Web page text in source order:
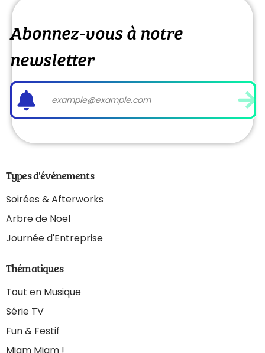
Abonnez-vous à notre
newsletter
Types d'événements
Soirées & Afterworks
Arbre de Noël
Journée d'Entreprise
Thématiques
Tout en Musique
Série TV
Fun & Festif